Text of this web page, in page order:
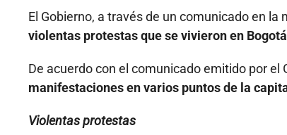
El Gobierno, a través de un comunicado en la
violentas protestas que se vivieron en
De acuerdo con el comunicado emitido por el
manifestaciones en varios puntos de la
Violentas protestas